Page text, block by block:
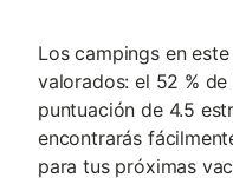
Los campings en
valorados: el 52 %
puntuación de 4.5
encontrarás
para tus próximas